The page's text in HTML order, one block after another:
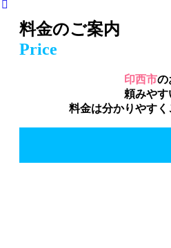
料金のご案内
Price
印西市の
頼みやす
料金は分かりやすく
エアコンクリーニング